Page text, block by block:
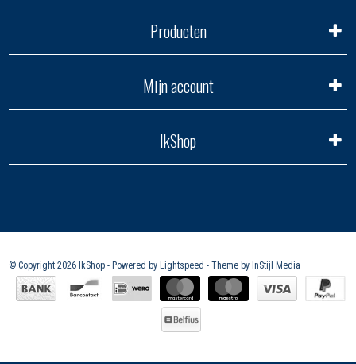
Producten
Mijn account
IkShop
© Copyright 2026 IkShop - Powered by Lightspeed - Theme by InStijl Media